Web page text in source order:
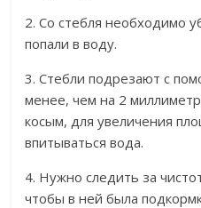
2. Со стебля необходимо
попали в воду.
3. Стебли подрезают с
менее, чем на 2
косым, для увеличения
впитываться вода.
4. Нужно следить за
чтобы в ней была